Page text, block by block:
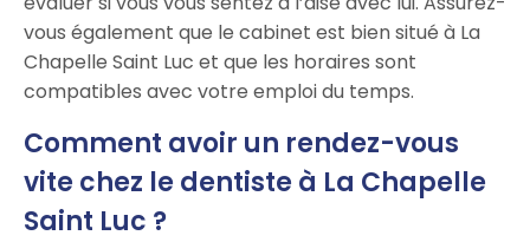
vous également que le cabinet est bien situé à La
Chapelle Saint Luc et que les horaires sont
compatibles avec votre emploi du temps.
Comment avoir un rendez-vous
vite chez le dentiste à La Chapelle
Saint Luc ?